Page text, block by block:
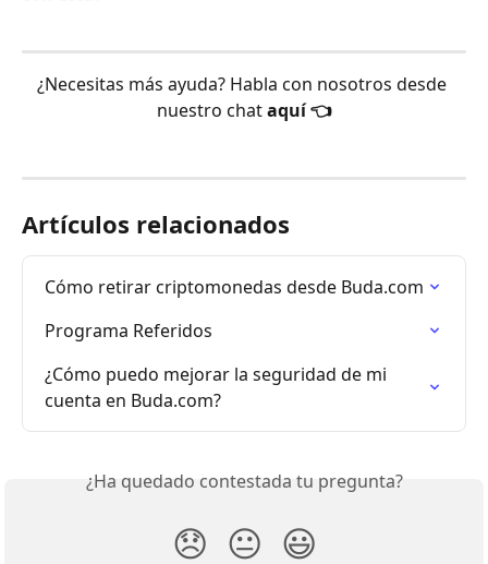
¿Necesitas más ayuda? Habla con nosotros desde
nuestro chat aquí 👈
Artículos relacionados
Cómo retirar criptomonedas desde Buda.com
Programa Referidos
¿Cómo puedo mejorar la seguridad de mi
cuenta en Buda.com?
¿Ha quedado contestada tu pregunta?
😞 😐 😃